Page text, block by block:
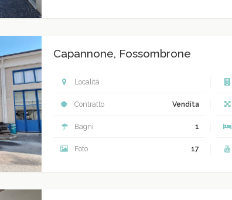
Capannone, Fossombrone
Località
Contratto Vendita
Bagni 1
Foto 17